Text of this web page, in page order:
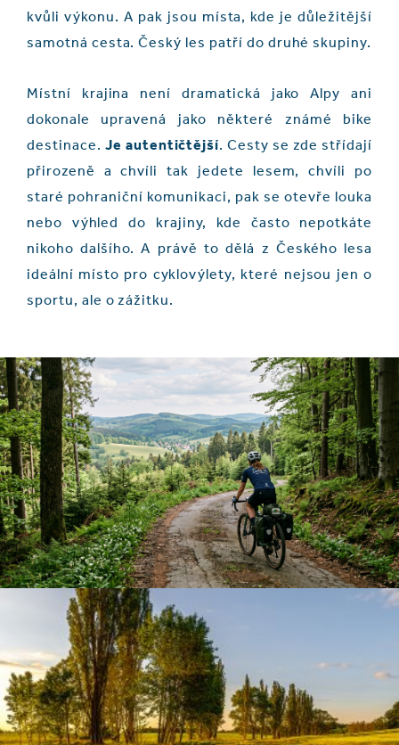
kvůli výkonu. A pak jsou místa, kde je důležitější
samotná cesta. Český les patří do druhé skupiny.
Místní krajina není dramatická jako Alpy ani
dokonale upravená jako některé známé bike
destinace. Je autentičtější. Cesty se zde střídají
přirozeně a chvíli tak jedete lesem, chvíli po
staré pohraniční komunikaci, pak se otevře louka
nebo výhled do krajiny, kde často nepotkáte
nikoho dalšího. A právě to dělá z Českého lesa
ideální místo pro cyklovýlety, které nejsou jen o
sportu, ale o zážitku.